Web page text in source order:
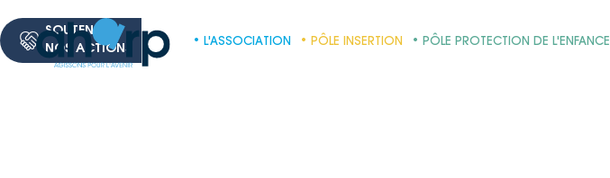
SOUTENEZ
NOS ACTIONS
• L'ASSOCIATION • PÔLE INSERTION • PÔLE PROTECTION DE L'ENFANCE